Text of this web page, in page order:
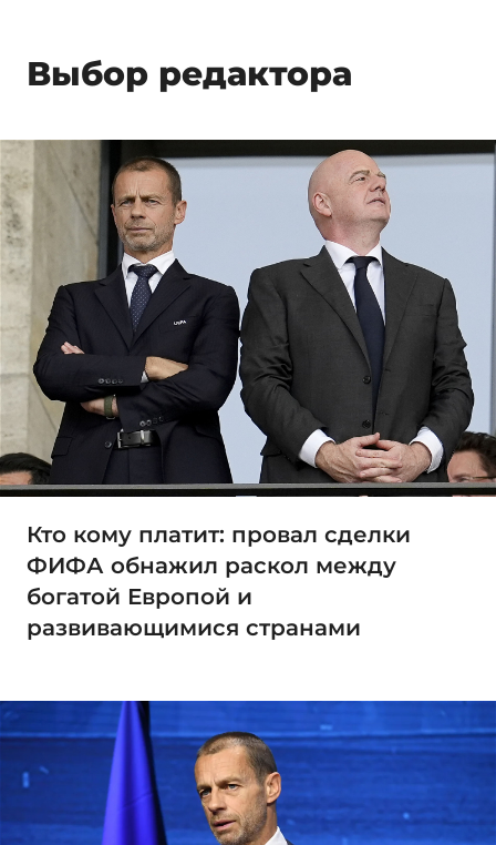
Выбор редактора
Кто кому платит: провал сделки
ФИФА обнажил раскол между
богатой Европой и
развивающимися странами